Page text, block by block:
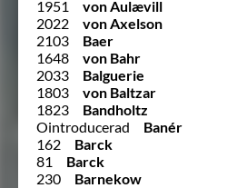
1951
von Aulævill
2022
von Axelson
2103
Baer
1648
von Bahr
2033
Balguerie
1803
von Baltzar
1823
Bandholtz
Ointroducerad
Banér
162
Barck
81
Barck
230
Barnekow